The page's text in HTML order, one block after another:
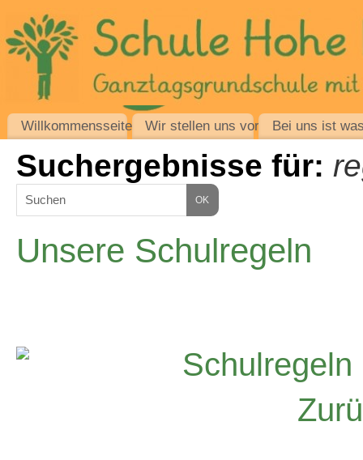
Willkommensseite Wir stellen uns vor Bei uns ist
Suchergebnisse für:
Unsere Schulregeln